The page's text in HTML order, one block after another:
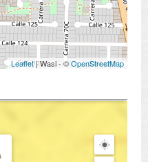
Leaflet| Wasi - ©OpenStreetMap